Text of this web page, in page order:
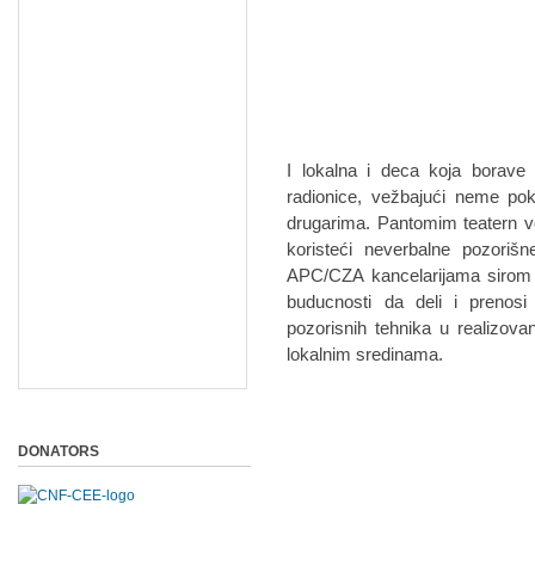
I lokalna i deca koja borave
radionice, vežbajući neme
drugarima. Pantomim teatern
koristeći neverbalne
APC/CZA kancelarijama
buducnosti da deli i
pozorisnih tehnika u
lokalnim sredinama.
DONATORS